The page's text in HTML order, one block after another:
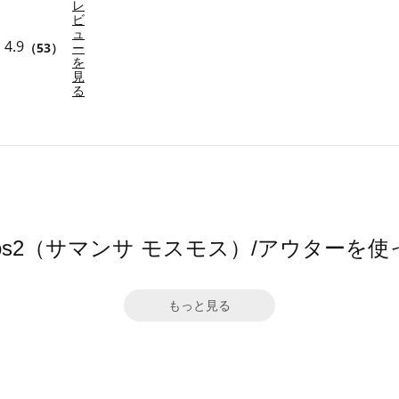
4.9 （53）
レ
ビ
ュ
ー
を
見
る
（サマンサ モスモス）/アウターを使
もっと見る